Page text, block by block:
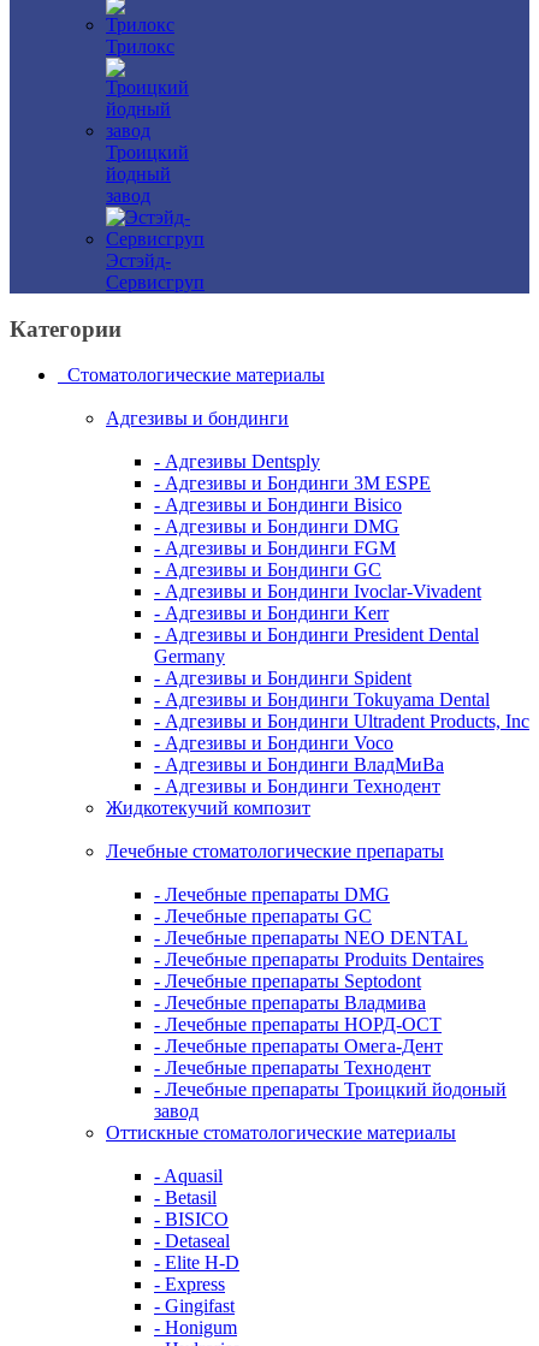
Трилокс
Троицкий
йодный
завод
Эстэйд-
Сервисгруп
Категории
Стоматологические материалы
Адгезивы и бондинги
- Адгезивы Dentsply
- Адгезивы и Бондинги 3M ESPE
- Адгезивы и Бондинги Bisico
- Адгезивы и Бондинги DMG
- Адгезивы и Бондинги FGM
- Адгезивы и Бондинги GC
- Адгезивы и Бондинги Ivoclar-Vivadent
- Адгезивы и Бондинги Kerr
- Адгезивы и Бондинги President Dental
Germany
- Адгезивы и Бондинги Spident
- Адгезивы и Бондинги Tokuyama Dental
- Адгезивы и Бондинги Ultradent Products, Inc
- Адгезивы и Бондинги Voco
- Адгезивы и Бондинги ВладМиВа
- Адгезивы и Бондинги Технодент
Жидкотекучий композит
Лечебные стоматологические препараты
- Лечебные препараты DMG
- Лечебные препараты GC
- Лечебные препараты NEO DENTAL
- Лечебные препараты Produits Dentaires
- Лечебные препараты Septodont
- Лечебные препараты Владмива
- Лечебные препараты НОРД-ОСТ
- Лечебные препараты Омега-Дент
- Лечебные препараты Технодент
- Лечебные препараты Троицкий йодоный
завод
Оттискные стоматологические материалы
- Aquasil
- Betasil
- BISICO
- Detaseal
- Elite H-D
- Express
- Gingifast
- Honigum